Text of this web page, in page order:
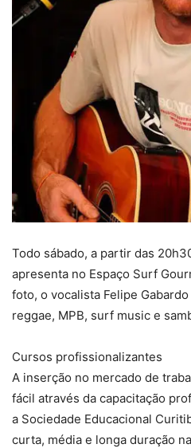
Todo sábado, a partir das
apresenta no Espaço Surf
foto, o vocalista Felipe
reggae, MPB, surf music e
Cursos profissionalizantes
A inserção no mercado de
fácil através da capacitação
a Sociedade Educacional
curta, média e longa duração